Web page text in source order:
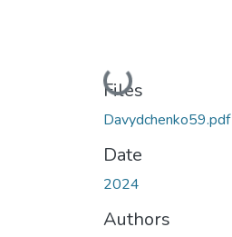
Loading...
Files
Davydchenko59.pdf
Date
2024
Authors